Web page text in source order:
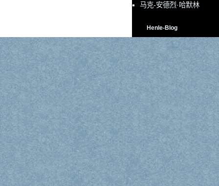
马克-安德烈·哈默林
Henle-Blog